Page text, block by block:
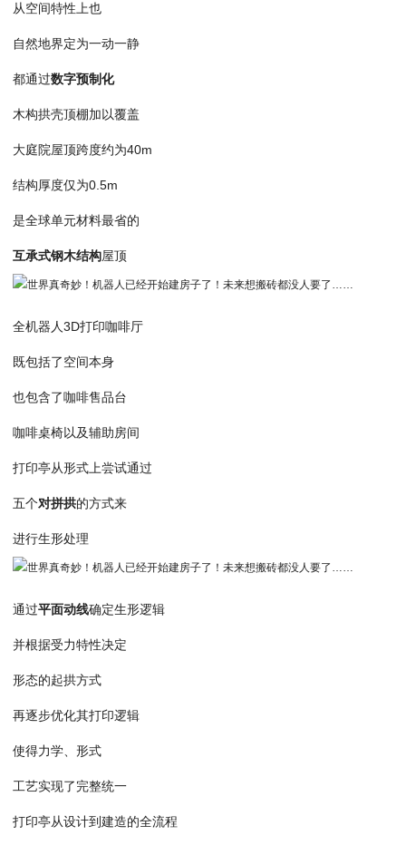
从空间特性上也
自然地界定为一动一静
都通过数字预制化
木构拱壳顶棚加以覆盖
大庭院屋顶跨度约为40m
结构厚度仅为0.5m
是全球单元材料最省的
互承式钢木结构屋顶
全机器人3D打印咖啡厅
既包括了空间本身
也包含了咖啡售品台
咖啡桌椅以及辅助房间
打印亭从形式上尝试通过
五个对拼拱的方式来
进行生形处理
通过平面动线确定生形逻辑
并根据受力特性决定
形态的起拱方式
再逐步优化其打印逻辑
使得力学、形式
工艺实现了完整统一
打印亭从设计到建造的全流程